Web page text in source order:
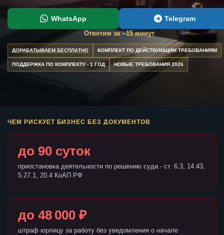
WhatsApp Telegram
Ответим за ~15 минут
ДОРАБАТЫВАЕМ БЕСПЛАТНО КОМПЛЕКТ ПО ДЕЙСТВУЮЩИМ ТРЕБОВАНИЯМ
ПОДДЕРЖКА ПО КОМПЛЕКТУ - 1 ГОД НОВЫЕ ТРЕБОВАНИЯ 2026
ЧЕМ РИСКУЕТ БИЗНЕС БЕЗ ДОКУМЕНТОВ
до 90 суток
приостановка деятельности по решению суда - ст. 6.3, 14.43,
5.27.1, 20.4 КоАП РФ
до 48 000 ₽
штраф юрлицу за работу без уведомления о начале